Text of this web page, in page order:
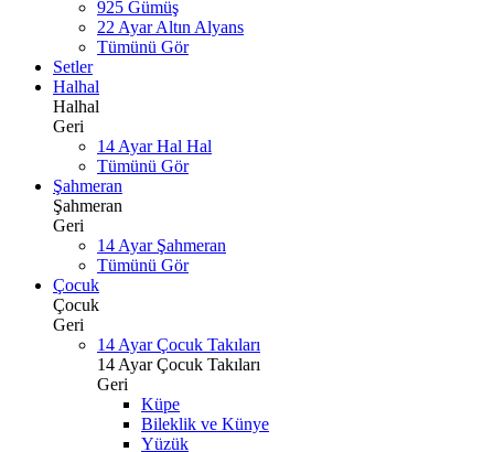
925 Gümüş
22 Ayar Altın Alyans
Tümünü Gör
Setler
Halhal
Halhal
Geri
14 Ayar Hal Hal
Tümünü Gör
Şahmeran
Şahmeran
Geri
14 Ayar Şahmeran
Tümünü Gör
Çocuk
Çocuk
Geri
14 Ayar Çocuk Takıları
14 Ayar Çocuk Takıları
Geri
Küpe
Bileklik ve Künye
Yüzük